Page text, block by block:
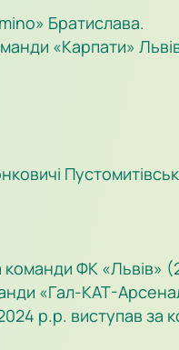
Братислава.
«Карпати»
ФК «Львів»
«Гал-КАТ-
р.р. виступав за